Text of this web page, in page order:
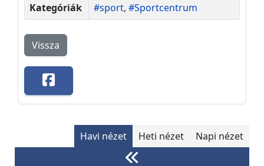
Kategóriák
#sport, #Sportcentrum
Vissza
Havi nézet Heti nézet Napi nézet